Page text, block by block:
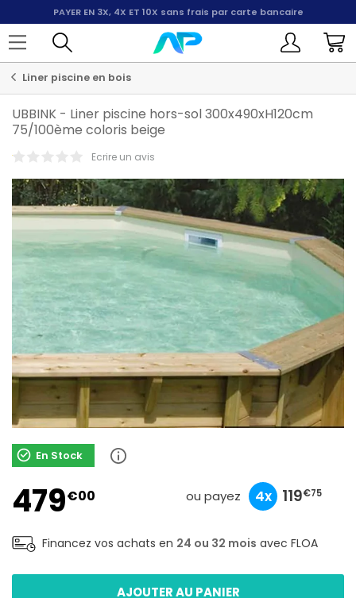
PAYER EN 3X, 4X ET 10X sans frais par carte bancaire
Liner piscine en bois
UBBINK - Liner piscine hors-sol 300x490xH120cm
75/100ème coloris beige
Ecrire un avis
En Stock
479€00 ou payez
159€67 4x 119€75
47€90
Financez vos achats en 24 ou 32 mois avec FLOA
AJOUTER AU PANIER